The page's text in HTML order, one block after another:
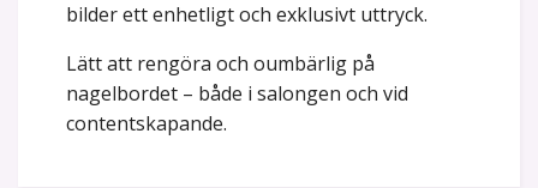
bilder ett enhetligt och exklusivt uttryck.
Lätt att rengöra och oumbärlig på
nagelbordet – både i salongen och vid
contentskapande.